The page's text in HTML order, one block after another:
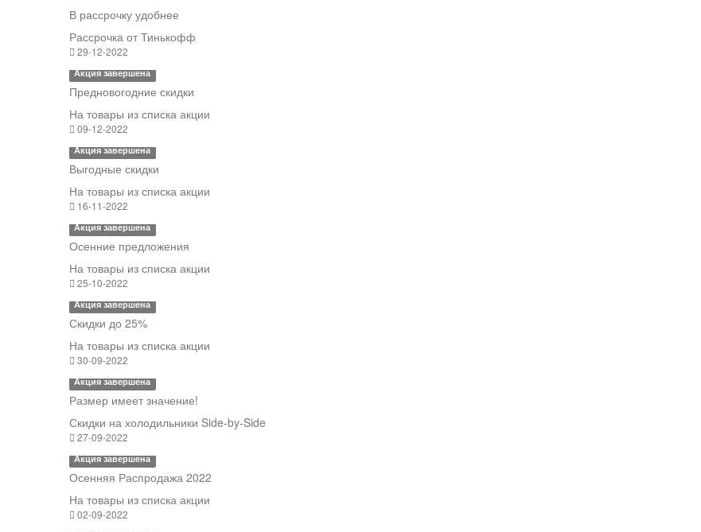
В рассрочку удобнее
Рассрочка от Тинькофф
29-12-2022
Акция завершена
Предновогодние скидки
На товары из списка акции
09-12-2022
Акция завершена
Выгодные скидки
На товары из списка акции
16-11-2022
Акция завершена
Осенние предложения
На товары из списка акции
25-10-2022
Акция завершена
Скидки до 25%
На товары из списка акции
30-09-2022
Акция завершена
Размер имеет значение!
Скидки на холодильники Side-by-Side
27-09-2022
Акция завершена
Осенняя Распродажа 2022
На товары из списка акции
02-09-2022